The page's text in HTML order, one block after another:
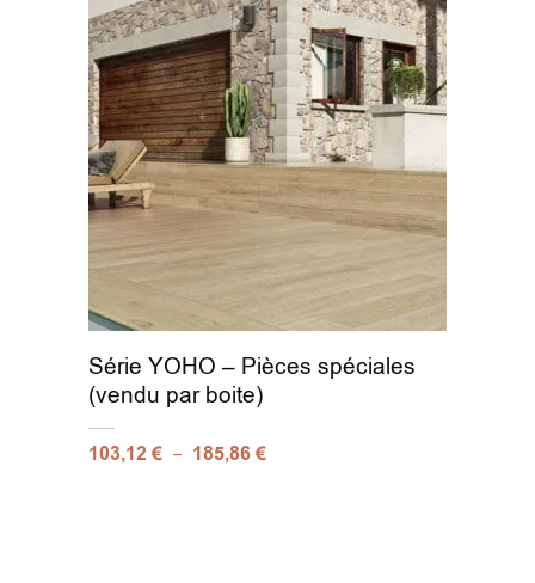
Série YOHO – Pièces spéciales
(vendu par boite)
103,12€ – 185,86€